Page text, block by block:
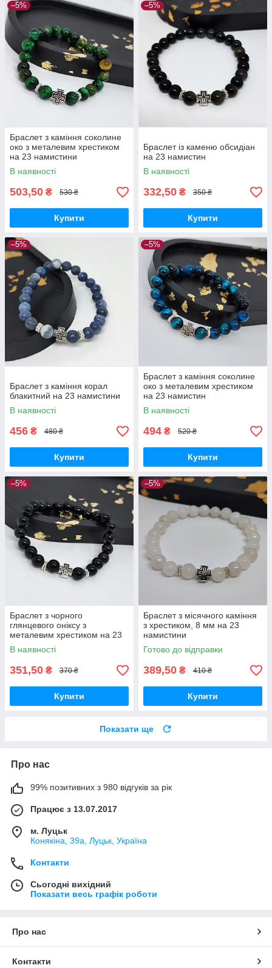
–5%
Браслет з каміння соколине
око з металевим хрестиком
на 23 намистини
В наявності
503,50 ₴ 530 ₴
Купити
–5%
Браслет із каменю обсидіан
на 23 намистин
В наявності
332,50 ₴ 350 ₴
Купити
–5%
Браслет з каміння корал
блакитний на 23 намистини
В наявності
456 ₴ 480 ₴
Купити
–5%
Браслет з каміння соколине
око з металевим хрестиком
на 23 намистин
В наявності
494 ₴ 520 ₴
Купити
–5%
Браслет з чорного
глянцевого оніксу з
металевим хрестиком на 23
намистини
В наявності
351,50 ₴ 370 ₴
Купити
–5%
Браслет з місячного каміння
з хрестиком, 8 мм на 23
намистини
Готово до відправки
389,50 ₴ 410 ₴
Купити
Показати ще
Про нас
99% позитивних з 980 відгуків за рік
Працює з 13.07.2017
м. Луцьк
Конякіна, 39а, Луцьк, Україна
Контакти
Сьогодні вихідний
Показати весь графік роботи
Про нас
Контакти